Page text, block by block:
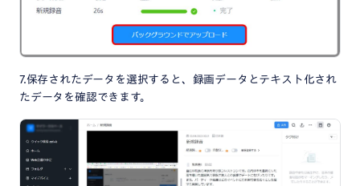
7.保存されたデータを選択すると、録画データとテキスト化され
たデータを確認できます。